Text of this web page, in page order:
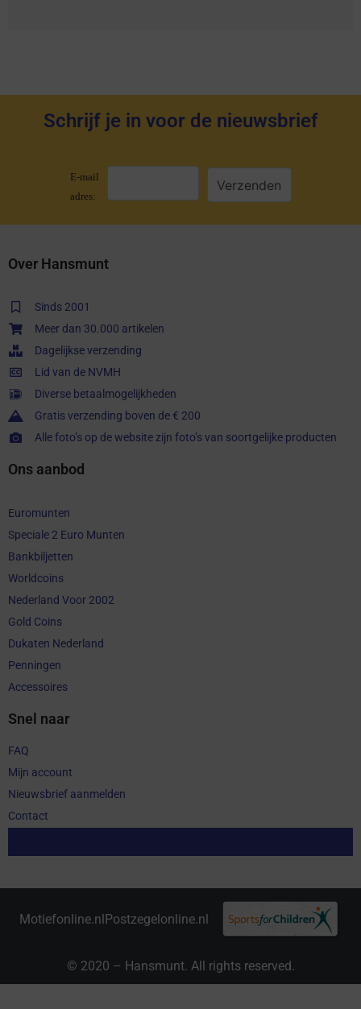
Schrijf je in voor de nieuwsbrief
E-mail
adres:
Over Hansmunt
Sinds 2001
Meer dan 30.000 artikelen
Dagelijkse verzending
Lid van de NVMH
Diverse betaalmogelijkheden
Gratis verzending boven de € 200
Alle foto’s op de website zijn foto’s van soortgelijke producten
Ons aanbod
Euromunten
Speciale 2 Euro Munten
Bankbiljetten
Worldcoins
Nederland Voor 2002
Gold Coins
Dukaten Nederland
Penningen
Accessoires
Snel naar
FAQ
Mijn account
Nieuwsbrief aanmelden
Contact
Motiefonline.nl Postzegelonline.nl
© 2020 – Hansmunt. All rights reserved.